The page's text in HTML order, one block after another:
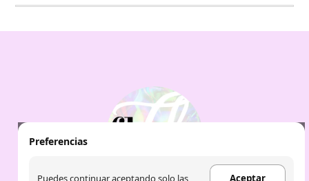
2
Preferencias
Puedes continuar aceptando solo las Aceptar